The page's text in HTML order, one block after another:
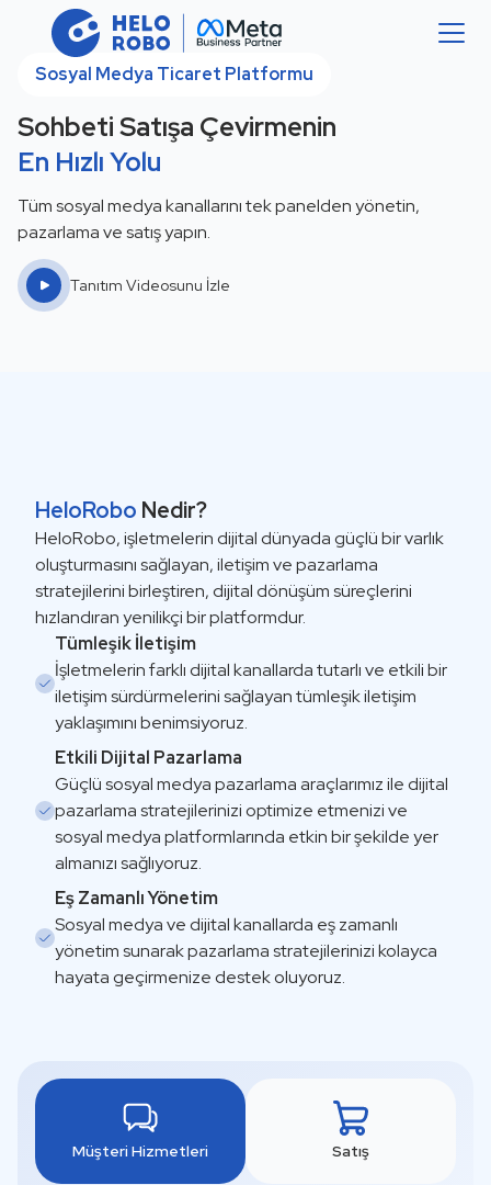
Sosyal Medya Ticaret Platformu
Sohbeti Satışa Çevirmenin
En Hızlı Yolu
Tüm sosyal medya kanallarını tek panelden yönetin,
pazarlama ve satış yapın.
Tanıtım Videosunu İzle
HeloRobo Nedir?
HeloRobo, işletmelerin dijital dünyada güçlü bir varlık
oluşturmasını sağlayan, iletişim ve pazarlama
stratejilerini birleştiren, dijital dönüşüm süreçlerini
hızlandıran yenilikçi bir platformdur.
Tümleşik İletişim
İşletmelerin farklı dijital kanallarda tutarlı ve etkili bir
iletişim sürdürmelerini sağlayan tümleşik iletişim
yaklaşımını benimsiyoruz.
Etkili Dijital Pazarlama
Güçlü sosyal medya pazarlama araçlarımız ile dijital
pazarlama stratejilerinizi optimize etmenizi ve
sosyal medya platformlarında etkin bir şekilde yer
almanızı sağlıyoruz.
Eş Zamanlı Yönetim
Sosyal medya ve dijital kanallarda eş zamanlı
yönetim sunarak pazarlama stratejilerinizi kolayca
hayata geçirmenize destek oluyoruz.
Müşteri Hizmetleri Satış